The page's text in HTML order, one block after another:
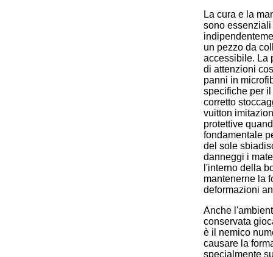
La cura e la
sono
un pezzo da
accessibile. La
di attenzioni
panni in
specifiche per
corretto
vuitton
protettive
fondamentale
del sole
danneggi i
l'interno della
mantenerne la
deformazioni
Anche
conservata
è il nemico
causare la
specialmente